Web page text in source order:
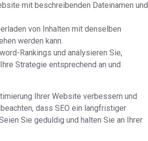
mit beschreibenden Dateinamen und
von Inhalten mit denselben
werden kann.
Rankings und analysieren Sie,
Strategie entsprechend an und
Ihrer Website verbessern und
dass SEO ein langfristiger
Sie geduldig und halten Sie an Ihrer